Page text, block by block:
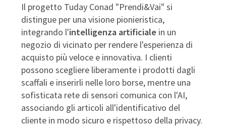
Il progetto Tuday Conad "Prendi&Vai" si
distingue per una visione pionieristica,
integrando l'intelligenza artificiale in un
negozio di vicinato per rendere l'esperienza di
acquisto più veloce e innovativa. I clienti
possono scegliere liberamente i prodotti dagli
scaffali e inserirli nelle loro borse, mentre una
sofisticata rete di sensori comunica con l'AI,
associando gli articoli all'identificativo del
cliente in modo sicuro e rispettoso della privacy.